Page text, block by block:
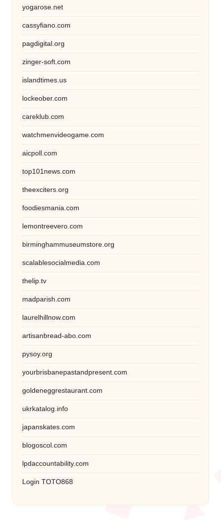
yogarose.net
cassyfiano.com
pagdigital.org
zinger-soft.com
islandtimes.us
lockeober.com
careklub.com
watchmenvideogame.com
aicpoll.com
top101news.com
theexciters.org
foodiesmania.com
lemontreevero.com
birminghammuseumstore.org
scalablesocialmedia.com
thelip.tv
madparish.com
laurelhillnow.com
artisanbread-abo.com
pysoy.org
yourbrisbanepastandpresent.com
goldeneggrestaurant.com
ukrkatalog.info
japanskates.com
blogoscol.com
lpdaccountability.com
Login TOTO868